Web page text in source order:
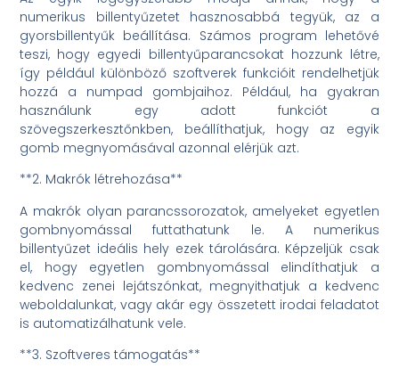
numerikus billentyűzetet hasznosabbá tegyük, az a
gyorsbillentyűk beállítása. Számos program lehetővé
teszi, hogy egyedi billentyűparancsokat hozzunk létre,
így például különböző szoftverek funkcióit rendelhetjük
hozzá a numpad gombjaihoz. Például, ha gyakran
használunk egy adott funkciót a
szövegszerkesztőnkben, beállíthatjuk, hogy az egyik
gomb megnyomásával azonnal elérjük azt.
**2. Makrók létrehozása**
A makrók olyan parancssorozatok, amelyeket egyetlen
gombnyomással futtathatunk le. A numerikus
billentyűzet ideális hely ezek tárolására. Képzeljük csak
el, hogy egyetlen gombnyomással elindíthatjuk a
kedvenc zenei lejátszónkat, megnyithatjuk a kedvenc
weboldalunkat, vagy akár egy összetett irodai feladatot
is automatizálhatunk vele.
**3. Szoftveres támogatás**